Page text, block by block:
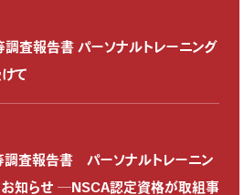
査報告書 パーソナルトレーニング
て
調査報告書 パーソナルトレーニン
お知らせ ─NSCA認定資格が取組事